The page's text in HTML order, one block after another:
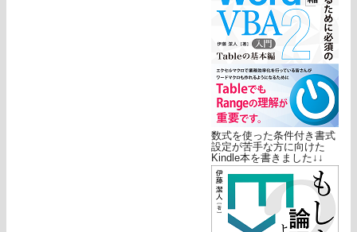
数式を使った条件付き書式
設定が苦手な方に向けた
Kindle本を書きました↓↓